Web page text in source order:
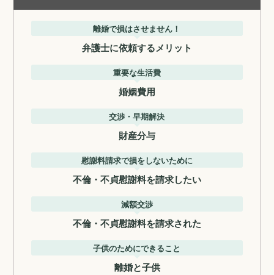
離婚で損はさせません！
弁護士に依頼するメリット
重要な生活費
婚姻費用
交渉・早期解決
財産分与
慰謝料請求で損をしないために
不倫・不貞慰謝料を請求したい
減額交渉
不倫・不貞慰謝料を請求された
子供のためにできること
離婚と子供